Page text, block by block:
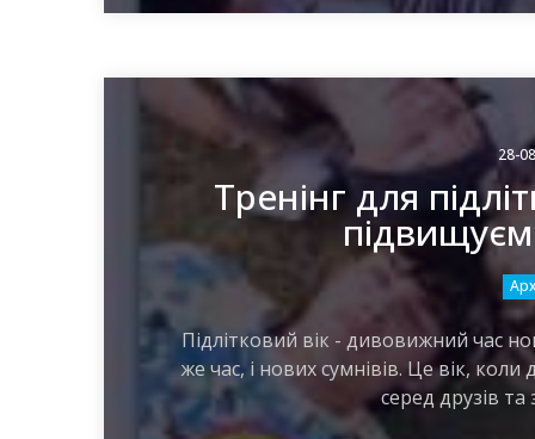
28-
Тренінг для
Підлітковий вік - дивовижний час
же час, і нових сумнівів. Це вік,
серед друзів